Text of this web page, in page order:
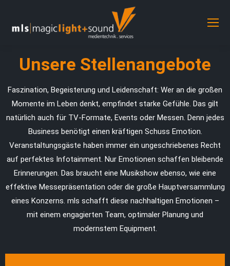
Unsere Stellenangebote
Faszination, Begeisterung und Leidenschaft: Wer an die großen
Momente im Leben denkt, empfindet starke Gefühle. Das gilt
natürlich auch für TV-Formate, Events oder Messen. Denn jedes
Business benötigt einen kräftigen Schuss Emotion.
Veranstaltungsgäste haben immer ein ungeschriebenes Recht
auf perfektes Infotainment. Nur Emotionen schaffen bleibende
Erinnerungen. Das braucht eine Musikshow ebenso, wie eine
effektive Messepräsentation oder die große Hauptversammlung
eines Konzerns. mls schafft diese nachhaltigen Emotionen –
mit einem engagierten Team, optimaler Planung und
modernstem Equipment.